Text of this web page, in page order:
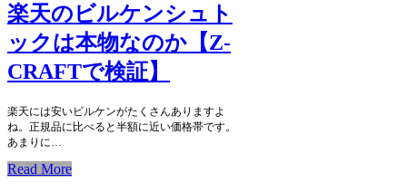
楽天のビルケンシュト
ックは本物なのか【Z-
CRAFTで検証】
楽天には安いビルケンがたくさんありますよ
ね。正規品に比べると半額に近い価格帯です。
あまりに…
Read More